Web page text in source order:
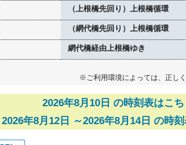
（上根橋先回り）上根橋循環
（網代橋先回り）上根橋循環
網代橋経由上根橋ゆき
※ご利用環境によっては、正し
2026年8月10日 の時刻表はこち
2026年8月12日 ～2026年8月14日 の時